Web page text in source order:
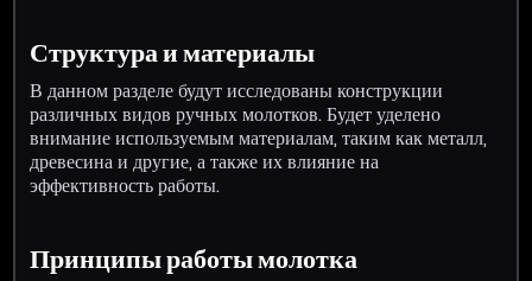
Структура и материалы
В данном разделе будут исследованы конструкции
различных видов ручных молотков. Будет уделено
внимание используемым материалам, таким как металл,
древесина и другие, а также их влияние на
эффективность работы.
Принципы работы молотка